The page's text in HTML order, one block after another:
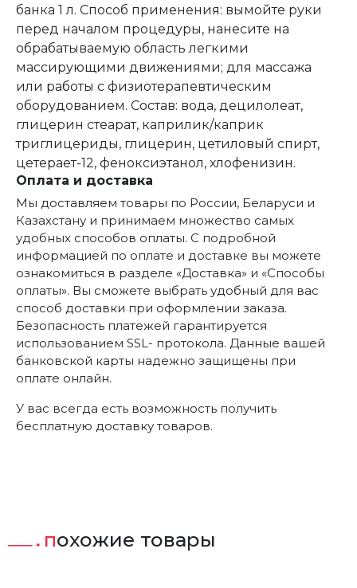
банка 1 л. Способ применения: вымойте руки
перед началом процедуры, нанесите на
обрабатываемую область легкими
массирующими движениями; для массажа
или работы с физиотерапевтическим
оборудованием. Состав: вода, децилолеат,
глицерин стеарат, каприлик/каприк
триглицериды, глицерин, цетиловый спирт,
цетерает-12, феноксиэтанол, хлофенизин.
Оплата и доставка
Мы доставляем товары по России, Беларуси и
Казахстану и принимаем множество самых
удобных способов оплаты. С подробной
информацией по оплате и доставке вы можете
ознакомиться в разделе «Доставка» и «Способы
оплаты». Вы сможете выбрать удобный для вас
способ доставки при оформлении заказа.
Безопасность платежей гарантируется
использованием SSL- протокола. Данные вашей
банковской карты надежно защищены при
оплате онлайн.
У вас всегда есть возможность получить
бесплатную доставку товаров.
похожие товары